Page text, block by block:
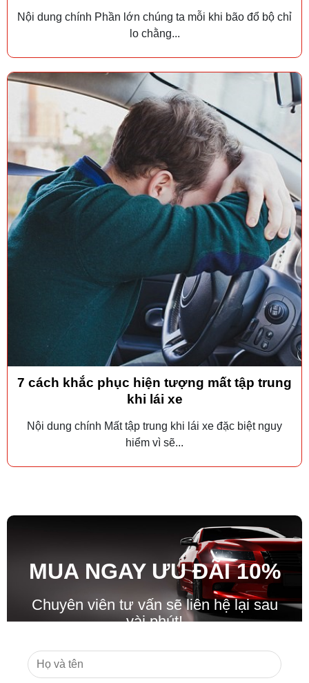
Nội dung chính Phần lớn chúng ta mỗi khi bão đổ bộ chỉ
lo chằng...
7 cách khắc phục hiện tượng mất tập trung
khi lái xe
Nội dung chính Mất tập trung khi lái xe đặc biệt nguy
hiểm vì sẽ...
MUA NGAY ƯU ĐÃI10%
Chuyên viên tư vấn sẽ liên hệ lại sau
vài phút!